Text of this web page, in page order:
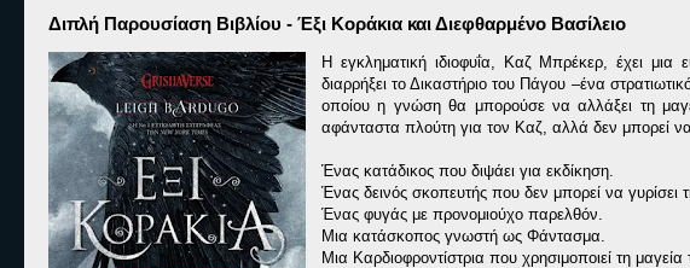
Διπλή Παρουσίαση Βιβλίου - Έξι Κοράκια και Διεφθαρμένο Βασίλειο
Η εγκληματική ιδιοφυΐα, Καζ Μπρέκερ, έχει μια
διαρρήξει το Δικαστήριο του Πάγου –ένα
οποίου η γνώση θα μπορούσε να αλλάξει τη
αφάνταστα πλούτη για τον Καζ, αλλά δεν μπορεί
Ένας κατάδικος που διψάει για εκδίκηση.
Ένας δεινός σκοπευτής που δεν μπορεί να γυρίσει
Ένας φυγάς με προνομιούχο παρελθόν.
Μια κατάσκοπος γνωστή ως Φάντασμα.
Μια Καρδιοφροντίστρια που χρησιμοποιεί τη μαγεία